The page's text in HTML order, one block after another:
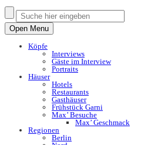
Open Menu
Köpfe
Interviews
Gäste im Interview
Portraits
Häuser
Hotels
Restaurants
Gasthäuser
Frühstück Garni
Max’ Besuche
Max’ Geschmack
Regionen
Berlin